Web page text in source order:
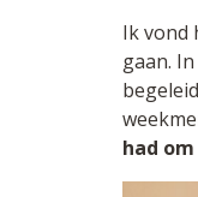
Ik vond
gaan.
had